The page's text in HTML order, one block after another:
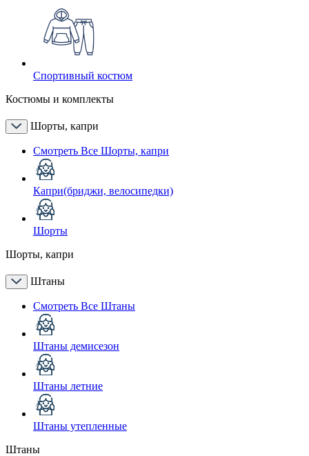
Спортивный костюм
Костюмы и комплекты
Шорты, капри
Смотреть Все Шорты, капри
Капри(бриджи, велосипедки)
Шорты
Шорты, капри
Штаны
Смотреть Все Штаны
Штаны демисезон
Штаны летние
Штаны утепленные
Штаны